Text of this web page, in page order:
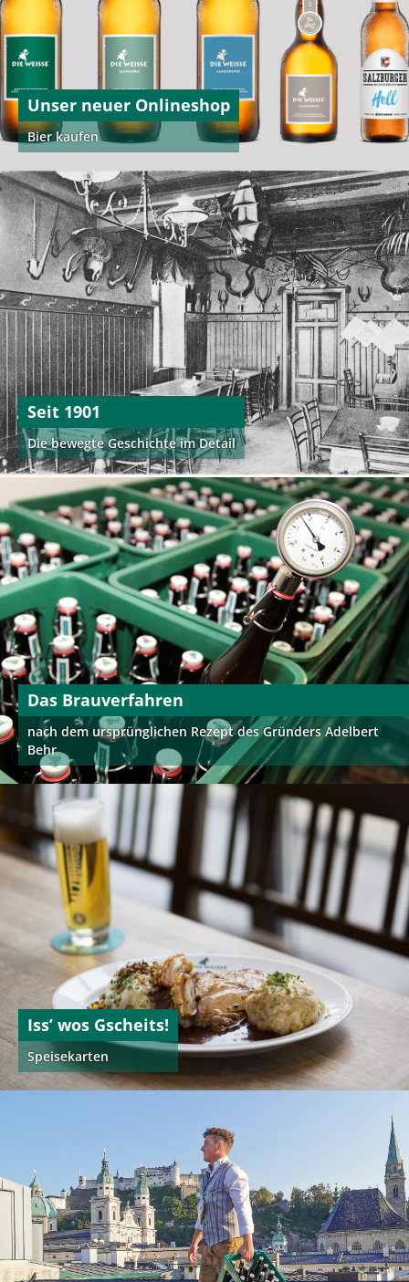
Unser neuer Onlineshop
Bier kaufen
Seit 1901
Die bewegte Geschichte im Detail
Das Brauverfahren
nach dem ursprünglichen Rezept des Gründers Adelbert
Behr
Iss’ wos Gscheits!
Speisekarten